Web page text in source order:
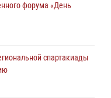
юными пограничниками
провело для детей
форума «День
спартакиады